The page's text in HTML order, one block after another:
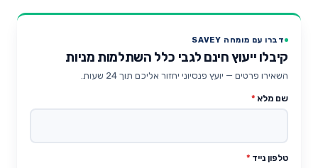
דברו עם מומחה SAVEY
קיבלו ייעוץ חינם לגבי כלל השתלמות מניות
השאירו פרטים — יועץ פנסיוני יחזור אליכם תוך 24 שעות.
שם מלא *
טלפון נייד *